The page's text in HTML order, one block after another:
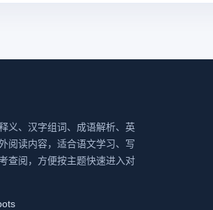
义、汉字组词、成语解析、英
阅读内容，适合语文学习、写
查阅，方便按主题快速进入对